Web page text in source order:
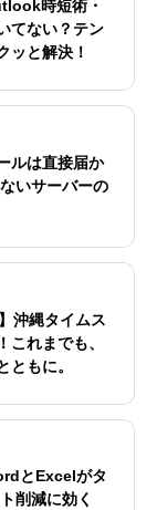
時短術・
てない？テン
ッと解決！
ルは直接届か
いサーバーの
沖縄タイムス
これまでも、
ともに。
とExcelがタ
削減に効く